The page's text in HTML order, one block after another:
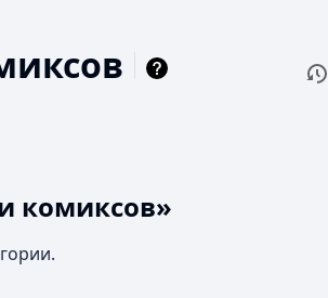
комиксов»